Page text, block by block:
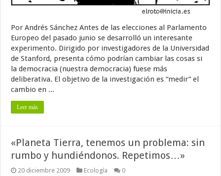
Por Andrés Sánchez Antes de las elecciones al Parlamento
Europeo del pasado junio se desarrolló un interesante
experimento. Dirigido por investigadores de la Universidad
de Stanford, presenta cómo podrían cambiar las cosas si
la democracia (nuestra democracia) fuese más
deliberativa. El objetivo de la investigación es “medir” el
cambio en ...
Leer más
«Planeta Tierra, tenemos un problema: sin
rumbo y hundiéndonos. Repetimos…»
20 diciembre 2009 Ecología 0